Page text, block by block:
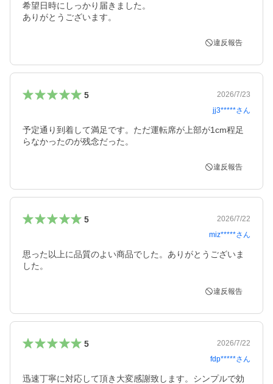
希望日時にしっかり届きました。
ありがとうございます。
違反報告
5
2026/7/23
jj3*****さん
予定通り到着して満足です。ただ運転席が上部が1cm程足
らなかったのが残念だった。
違反報告
5
2026/7/22
miz*****さん
思った以上に品質のよい商品でした。ありがとうございま
した。
違反報告
5
2026/7/22
fdp*****さん
迅速丁寧に対応して頂き大変感謝致します。シンプルで効